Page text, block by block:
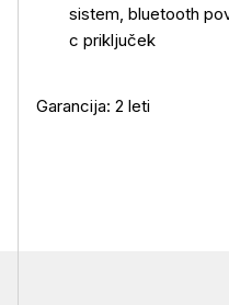
sistem, bluetooth
c priključek
Garancija: 2 leti